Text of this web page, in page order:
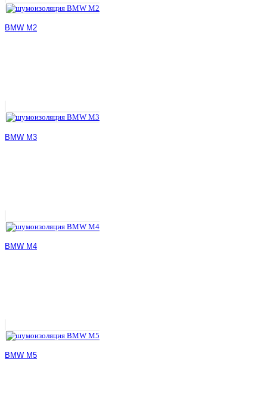
BMW M2
BMW M3
BMW M4
BMW M5